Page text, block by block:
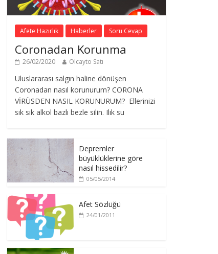
Afete Hazırlık Haberler Soru Cevap
Coronadan Korunma
26/02/2020 Olcayto Satı
Uluslararası salgın haline dönüşen
Coronadan nasıl korunurum? CORONA
VİRÜSDEN NASIL KORUNURUM? Ellerinizi
sık sık alkol bazlı bezle silin. Ilık su
Depremler
büyüklüklerine göre
nasıl hissedilir?
05/05/2014
Afet Sözlüğü
24/01/2011